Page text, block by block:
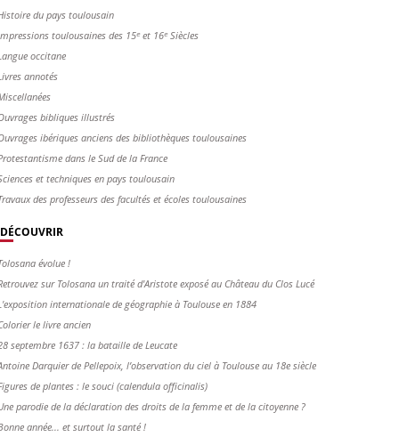
du pays toulousain
toulousaines des 15ᵉ et 16ᵉ Siècles
occitane
annotés
bibliques illustrés
ibériques anciens des bibliothèques toulousaines
dans le Sud de la France
et techniques en pays toulousain
des professeurs des facultés et écoles toulousaines
DÉCOUVRIR
évolue !
sur Tolosana un traité d'Aristote exposé au Château du Clos Lucé
internationale de géographie à Toulouse en 1884
le livre ancien
septembre 1637 : la bataille de Leucate
Darquier de Pellepoix, l’observation du ciel à Toulouse au 18e siècle
de plantes : le souci (calendula officinalis)
parodie de la déclaration des droits de la femme et de la citoyenne ?
année... et surtout la santé !